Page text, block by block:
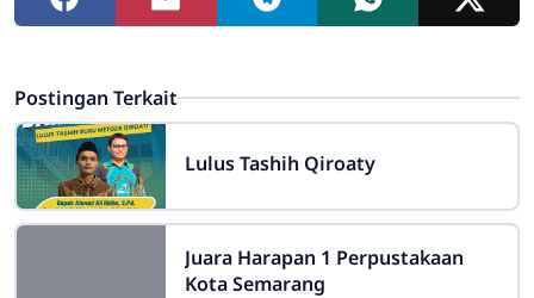
Postingan Terkait
Lulus Tashih Qiroaty
Juara Harapan 1 Perpustakaan
Kota Semarang